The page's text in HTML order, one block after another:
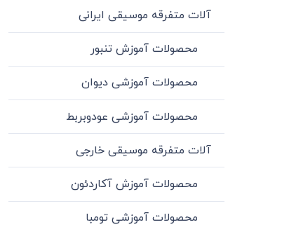
آلات متفرقه موسیقی ایرانی
محصولات آموزش تنبور
محصولات آموزشی دیوان
محصولات آموزشی عودوبربط
آلات متفرقه موسیقی خارجی
محصولات آموزش آکاردئون
محصولات آموزشی تومبا